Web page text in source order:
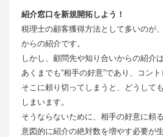
紹介窓口を新規開拓しよう！
税理士の顧客獲得方法として多いのが
からの紹介です。
しかし、顧問先や知り合いからの紹介は
あくまでも“相手の好意”であり、コント
そこに頼り切ってしまうと、どうして
しまいます。
そうならないために、相手の好意に頼
意図的に紹介の絶対数を増やす必要が